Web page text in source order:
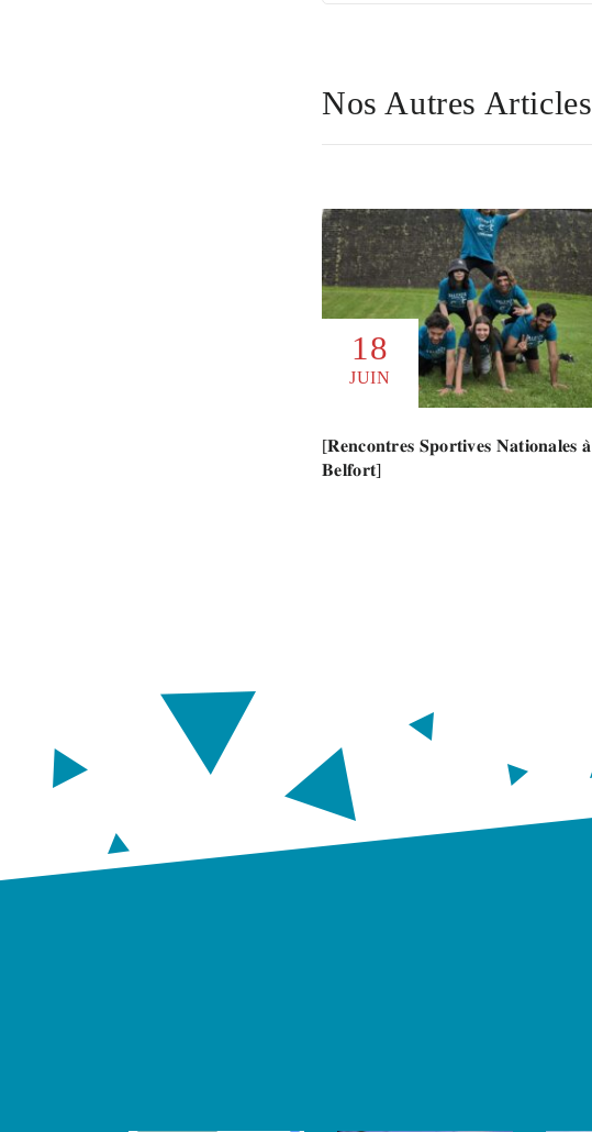
Nos Autres Articles
18
JUIN
[𝐑𝐞𝐧𝐜𝐨𝐧𝐭𝐫𝐞𝐬 𝐒𝐩𝐨𝐫𝐭𝐢𝐯𝐞𝐬 𝐍𝐚𝐭𝐢𝐨𝐧𝐚𝐥𝐞𝐬 𝐚̀
𝐁𝐞𝐥𝐟𝐨𝐫𝐭]